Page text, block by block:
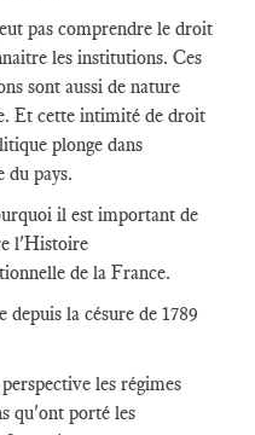
pas comprendre le droit
les institutions. Ces
sont aussi de nature
Et cette intimité de droit
plonge dans
du pays.
il est important de
l'Histoire
de la France.
la césure de 1789
les régimes
qu'ont porté les